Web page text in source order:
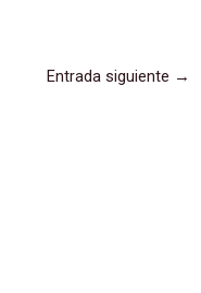
Entrada siguiente →